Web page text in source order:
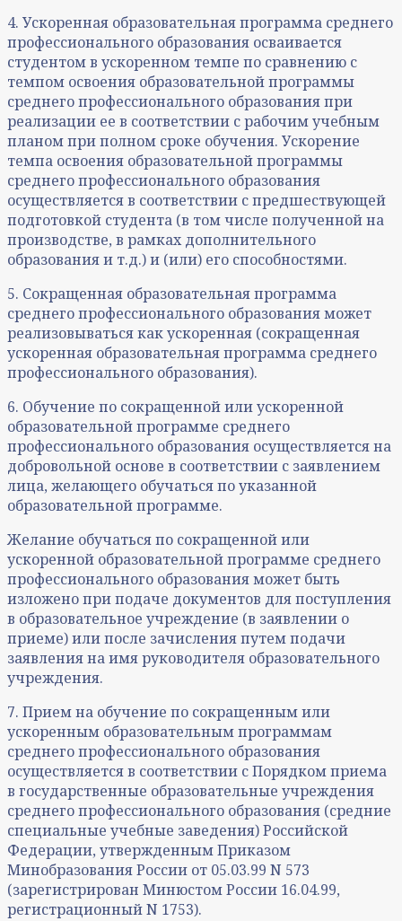
4. Ускоренная образовательная программа среднего
профессионального образования осваивается
студентом в ускоренном темпе по сравнению с
темпом освоения образовательной программы
среднего профессионального образования при
реализации ее в соответствии с рабочим учебным
планом при полном сроке обучения. Ускорение
темпа освоения образовательной программы
среднего профессионального образования
осуществляется в соответствии с предшествующей
подготовкой студента (в том числе полученной на
производстве, в рамках дополнительного
образования и т.д.) и (или) его способностями.
5. Сокращенная образовательная программа
среднего профессионального образования может
реализовываться как ускоренная (сокращенная
ускоренная образовательная программа среднего
профессионального образования).
6. Обучение по сокращенной или ускоренной
образовательной программе среднего
профессионального образования осуществляется на
добровольной основе в соответствии с заявлением
лица, желающего обучаться по указанной
образовательной программе.
Желание обучаться по сокращенной или
ускоренной образовательной программе среднего
профессионального образования может быть
изложено при подаче документов для поступления
в образовательное учреждение (в заявлении о
приеме) или после зачисления путем подачи
заявления на имя руководителя образовательного
учреждения.
7. Прием на обучение по сокращенным или
ускоренным образовательным программам
среднего профессионального образования
осуществляется в соответствии с Порядком приема
в государственные образовательные учреждения
среднего профессионального образования (средние
специальные учебные заведения) Российской
Федерации, утвержденным Приказом
Минобразования России от 05.03.99 N 573
(зарегистрирован Минюстом России 16.04.99,
регистрационный N 1753).